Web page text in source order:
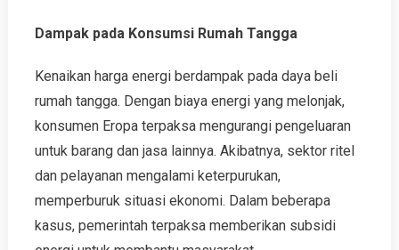
Dampak pada Konsumsi Rumah Tangga
Kenaikan harga energi berdampak pada daya beli
rumah tangga. Dengan biaya energi yang melonjak,
konsumen Eropa terpaksa mengurangi pengeluaran
untuk barang dan jasa lainnya. Akibatnya, sektor ritel
dan pelayanan mengalami keterpurukan,
memperburuk situasi ekonomi. Dalam beberapa
kasus, pemerintah terpaksa memberikan subsidi